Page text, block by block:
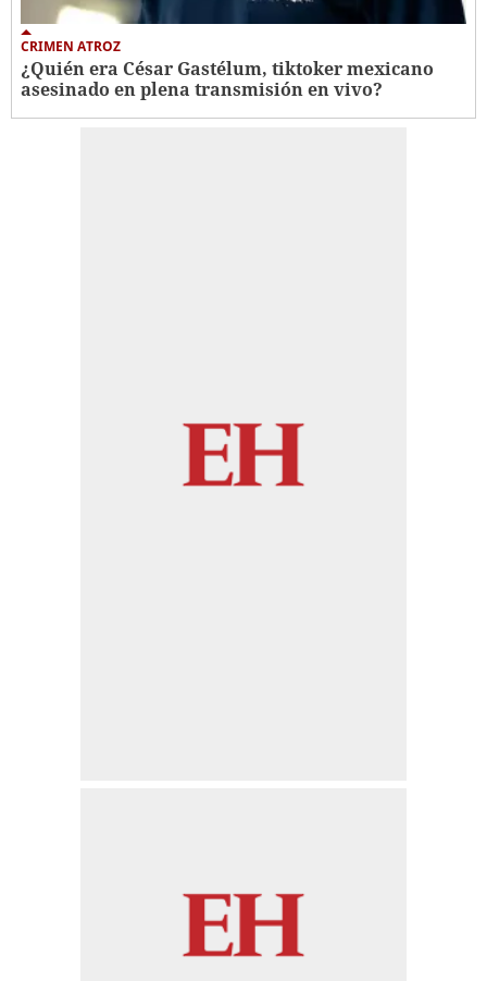
CRIMEN ATROZ
¿Quién era César Gastélum, tiktoker mexicano
asesinado en plena transmisión en vivo?